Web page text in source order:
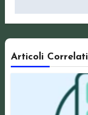
Articoli Correlati